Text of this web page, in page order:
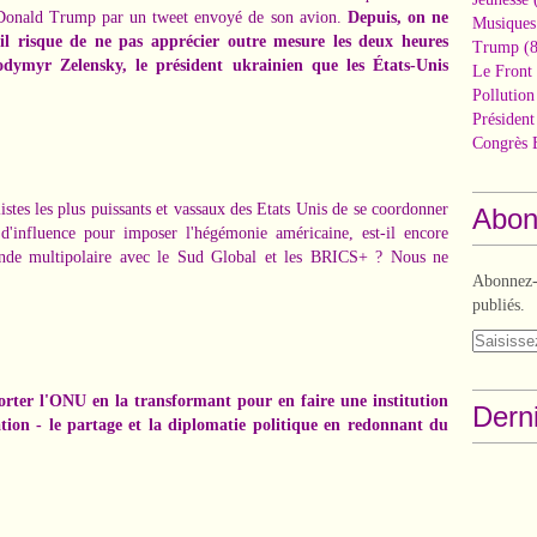
Trump par un tweet envoyé de son avion. Depuis, on ne
de ne pas apprécier outre mesure les deux heures
Zelensky, le président ukrainien que les États-Unis
les plus puissants et vassaux des Etats Unis de se coordonner
pour imposer l'hégémonie américaine, est-il encore
multipolaire avec le Sud Global et les BRICS+ ? Nous ne
l'ONU en la transformant pour en faire une institution
- le partage et la diplomatie politique en redonnant du
Trump
Le Front
Pollution
Congrès
publiés.